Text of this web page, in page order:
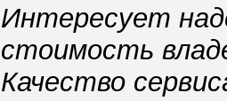
Интересует
стоимость
Качество